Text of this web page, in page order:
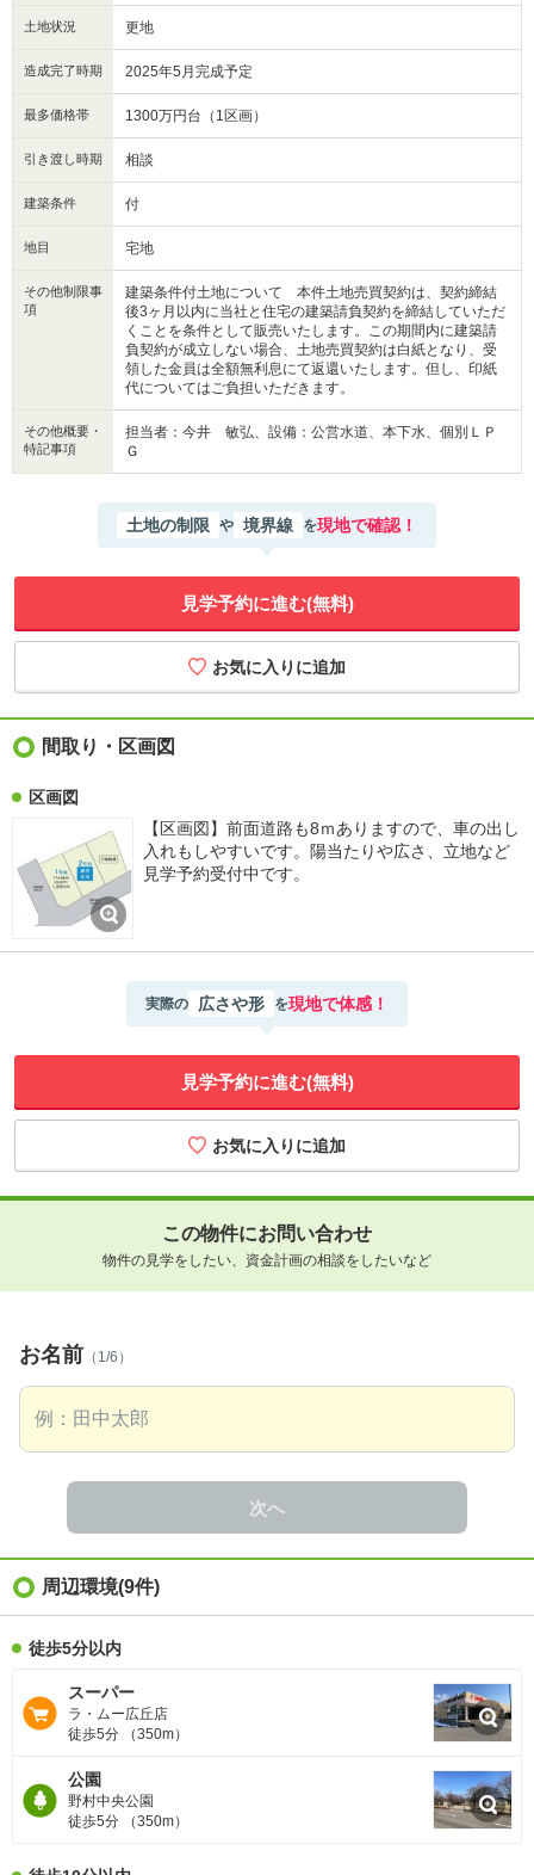
土地状況 更地
造成完了時期 2025年5月完成予定
最多価格帯 1300万円台（1区画）
引き渡し時期 相談
建築条件 付
地目 宅地
その他制限事
項
建築条件付土地について 本件土地売買契約は、契約締結
後3ヶ月以内に当社と住宅の建築請負契約を締結していただ
くことを条件として販売いたします。この期間内に建築請
負契約が成立しない場合、土地売買契約は白紙となり、受
領した金員は全額無利息にて返還いたします。但し、印紙
代についてはご負担いただきます。
その他概要・
特記事項
担当者：今井 敏弘、設備：公営水道、本下水、個別ＬＰ
Ｇ
土地の制限 や 境界線 を現地で確認！
見学予約に進む(無料)
間取り・区画図
区画図
【区画図】前面道路も8ｍありますので、車の出し
入れもしやすいです。陽当たりや広さ、立地など
見学予約受付中です。
実際の 広さや形 を現地で体感！
見学予約に進む(無料)
この物件にお問い合わせ
物件の見学をしたい、資金計画の相談をしたいなど
お名前 （1/6）
次へ
周辺環境(9件)
徒歩5分以内
スーパー
ラ・ムー広丘店
徒歩5分 （350m）
公園
野村中央公園
徒歩5分 （350m）